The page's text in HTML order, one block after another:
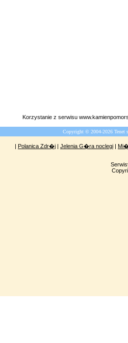
Korzystanie z serwisu
Copyright © 2004-2026
| Polanica Zdr�j | Jelenia G�ra noclegi |